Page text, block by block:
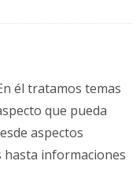
él tratamos temas
que pueda
aspectos
hasta informaciones